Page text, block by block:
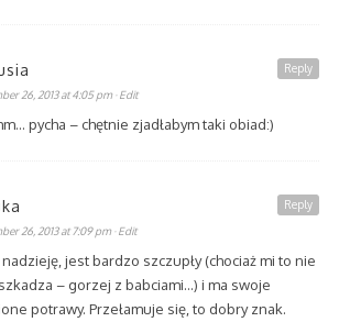
26, 2013 at 4:05 pm · Edit
pycha – chętnie zjadłabym taki obiad:)
Reply
26, 2013 at 7:09 pm · Edit
jest bardzo szczupły (chociaż mi to nie
– gorzej z babciami…) i ma swoje
potrawy. Przełamuje się, to dobry znak.
Reply